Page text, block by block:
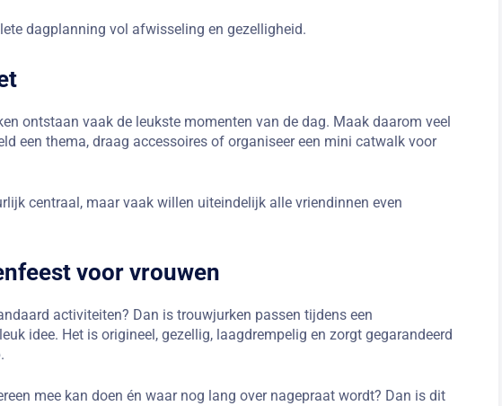
dagplanning vol afwisseling en gezelligheid.
ontstaan vaak de leukste momenten van de dag. Maak daarom veel
een thema, draag accessoires of organiseer een mini catwalk voor
centraal, maar vaak willen uiteindelijk alle vriendinnen even
voor vrouwen
activiteiten? Dan is trouwjurken passen tijdens een
idee. Het is origineel, gezellig, laagdrempelig en zorgt gegarandeerd
mee kan doen én waar nog lang over nagepraat wordt? Dan is dit